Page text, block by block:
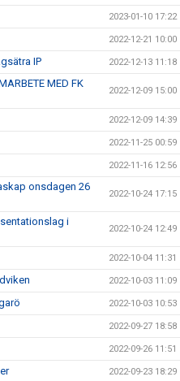
2023-01-10 17:22
2022-12-21 10:00
IP 2022-12-13 11:18
MED FK
2022-12-09 15:00
2022-12-09 14:39
2022-11-25 00:59
2022-11-16 12:56
onsdagen 26
2022-10-24 17:15
i
2022-10-24 12:49
2022-10-04 11:31
2022-10-03 11:09
2022-10-03 10:53
2022-09-27 18:58
2022-09-26 11:51
2022-09-23 18:29